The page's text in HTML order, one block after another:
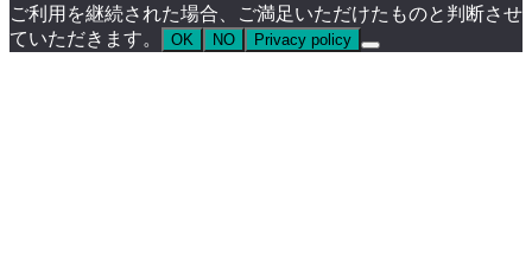
ご利用を継続された場合、ご満足いただけたものと判断させ
ていただきます。
OK NO Privacy policy